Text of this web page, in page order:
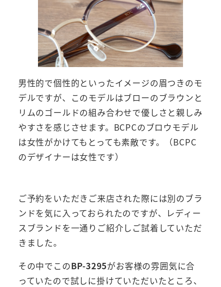
男性的で個性的といったイメージの眉つきのモ
デルですが、このモデルはブローのブラウンと
リムのゴールドの組み合わせで優しさと親しみ
やすさを感じさせます。BCPCのブロウモデル
は女性がかけてもとっても素敵です。（BCPC
のデザイナーは女性です）
ご予約をいただきご来店された際には別のブラ
ンドを気に入っておられたのですが、レディー
スブランドを一通りご紹介しご試着していただ
きました。
その中でこのBP-3295がお客様の雰囲気に合
っていたので試しに掛けていただいたところ、